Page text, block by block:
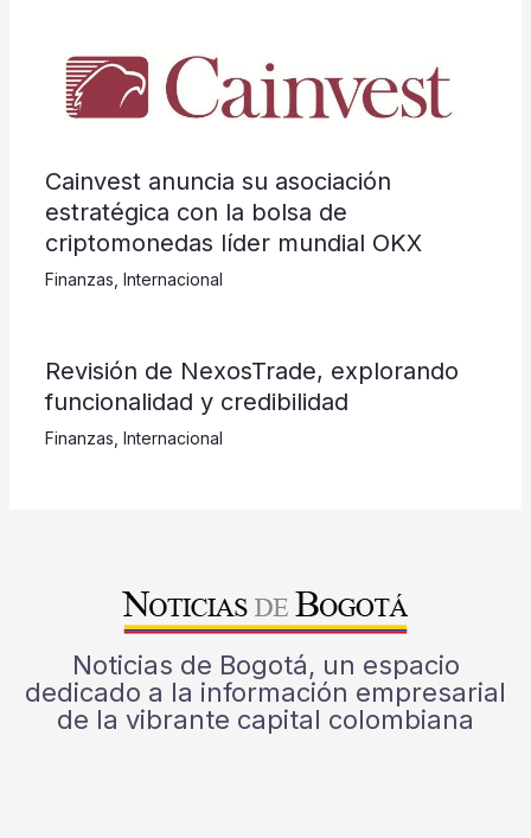
Cainvest anuncia su asociación
estratégica con la bolsa de
criptomonedas líder mundial OKX
Finanzas Internacional
Revisión de NexosTrade, explorando
funcionalidad y credibilidad
Finanzas Internacional
Noticias de Bogotá, un espacio
dedicado a la información empresarial
de la vibrante capital colombiana